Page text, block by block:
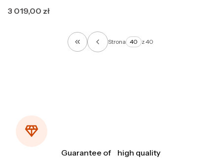
Cena
3 019,00 zł
Wróć do pierwszej strony z produktami
Strona z 40
Guarantee of high quality